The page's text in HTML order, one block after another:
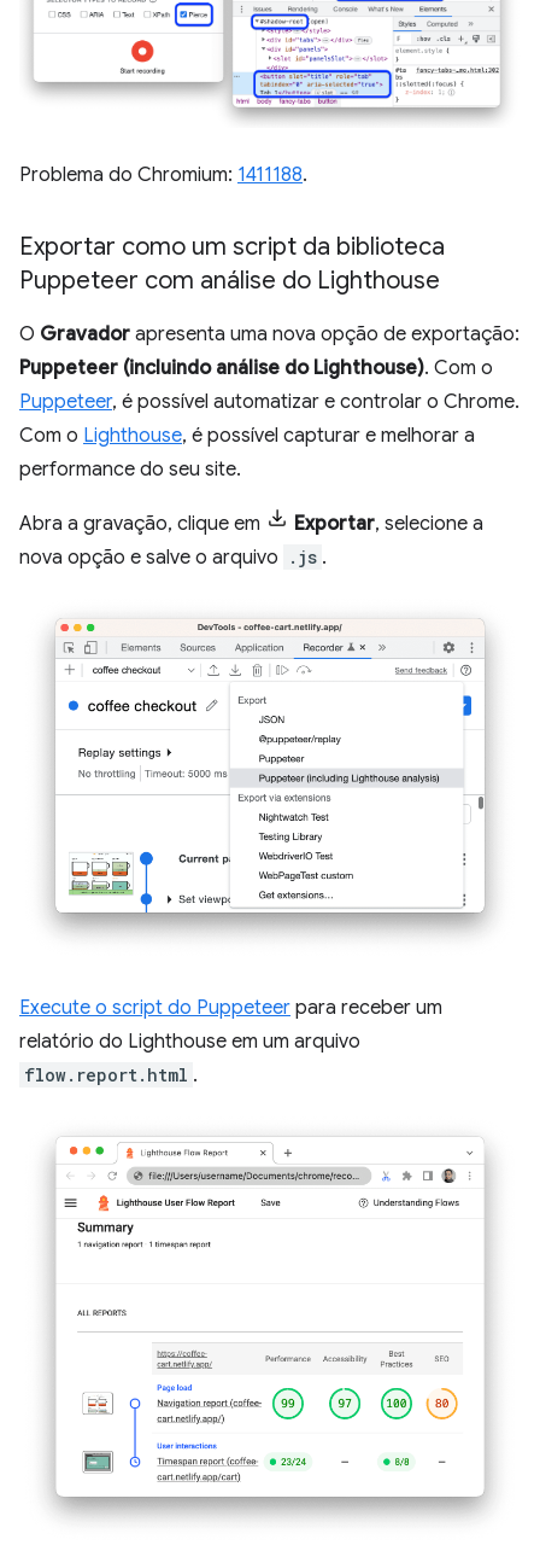
Problema do Chromium: 1411188.
Exportar como um script da biblioteca
Puppeteer com análise do Lighthouse
O Gravador apresenta uma nova opção de exportação:
Puppeteer (incluindo análise do Lighthouse). Com o
Puppeteer, é possível automatizar e controlar o Chrome.
Com o Lighthouse, é possível capturar e melhorar a
performance do seu site.
Abra a gravação, clique em Exportar, selecione a
nova opção e salve o arquivo
.js .
Execute o script do Puppeteer para receber um
relatório do Lighthouse em um arquivo
flow.report.html .